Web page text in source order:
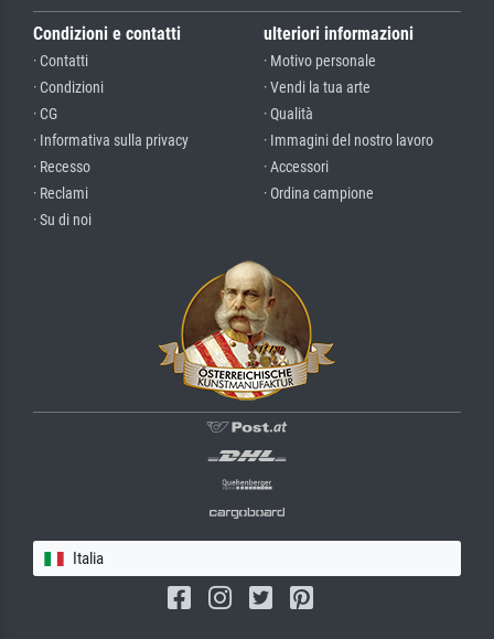
Condizioni e contatti
· Contatti
· Condizioni
· CG
· Informativa sulla privacy
· Recesso
· Reclami
· Su di noi
ulteriori informazioni
· Motivo personale
· Vendi la tua arte
· Qualità
· Immagini del nostro lavoro
· Accessori
· Ordina campione
Italia